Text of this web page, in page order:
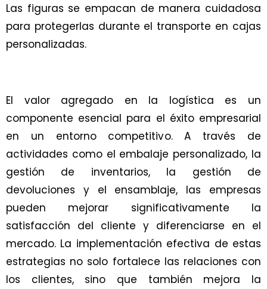
Las figuras se empacan de manera cuidadosa
para protegerlas durante el transporte en cajas
personalizadas.
El valor agregado en la logística es un
componente esencial para el éxito empresarial
en un entorno competitivo. A través de
actividades como el embalaje personalizado, la
gestión de inventarios, la gestión de
devoluciones y el ensamblaje, las empresas
pueden mejorar significativamente la
satisfacción del cliente y diferenciarse en el
mercado. La implementación efectiva de estas
estrategias no solo fortalece las relaciones con
los clientes, sino que también mejora la